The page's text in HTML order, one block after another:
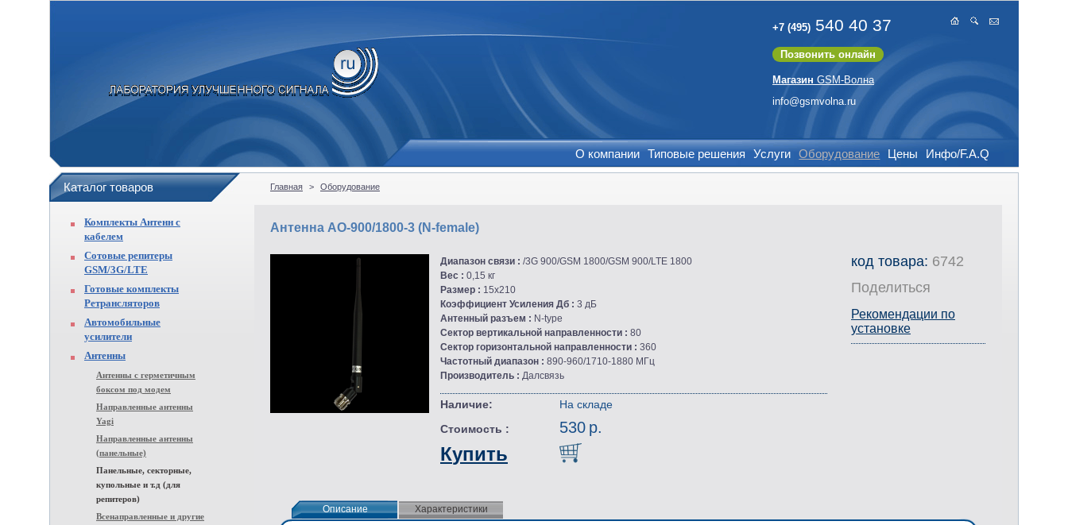
+7 (495) 540 40 37
Позвонить онлайн
Магазин GSM-Волна
info@gsmvolna.ru
О компании Типовые решения Услуги Оборудование Цены Инфо/F.A.Q
Каталог товаров
Комплекты Антенн с
кабелем
Сотовые репитеры
GSM/3G/LTE
Готовые комплекты
Ретрансляторов
Автомобильные
усилители
Антенны
Антенны с герметичным
боксом под модем
Направленные антенны
Yagi
Направленные антенны
(панельные)
Панельные, секторные,
купольные и т.д (для
репитеров)
Всенаправленные и другие
Главная > Оборудование
Антенна AO-900/1800-3 (N-female)
Диапазон связи : /3G 900/GSM 1800/GSM 900/LTE 1800
Вес : 0,15 кг
Размер : 15х210
Коэффициент Усиления Дб : 3 дБ
Антенный разъем : N-type
Сектор вертикальной направленности : 80
Сектор горизонтальной направленности : 360
Частотный диапазон : 890-960/1710-1880 МГц
Производитель : Далсвязь
Наличие:
На складе
Стоимость :
530 р.
Купить
код товара: 6742
Поделиться
Рекомендации по
установке
Описание
Описание Характеристики